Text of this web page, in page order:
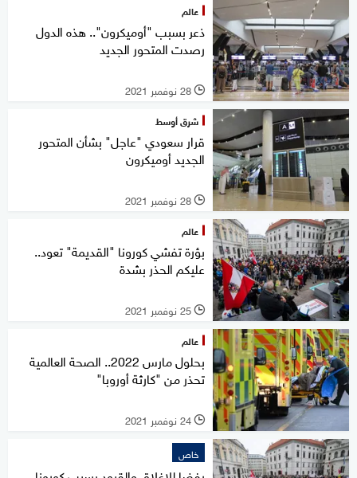
عالم
ذعر بسبب "أوميكرون".. هذه الدول
رصدت المتحور الجديد
l 28 نوفمبر 2021
شرق أوسط
قرار سعودي "عاجل" بشأن المتحور
الجديد أوميكرون
l 28 نوفمبر 2021
عالم
بؤرة تفشي كورونا "القديمة" تعود..
عليكم الحذر بشدة
l 25 نوفمبر 2021
عالم
بحلول مارس 2022.. الصحة العالمية
تحذر من "كارثة أوروبا"
l 24 نوفمبر 2021
خاص